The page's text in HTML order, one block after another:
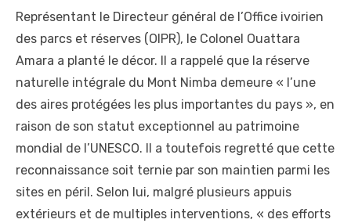
Représentant le Directeur général de l’Office ivoirien
des parcs et réserves (OIPR), le Colonel Ouattara
Amara a planté le décor. Il a rappelé que la réserve
naturelle intégrale du Mont Nimba demeure « l’une
des aires protégées les plus importantes du pays », en
raison de son statut exceptionnel au patrimoine
mondial de l’UNESCO. Il a toutefois regretté que cette
reconnaissance soit ternie par son maintien parmi les
sites en péril. Selon lui, malgré plusieurs appuis
extérieurs et de multiples interventions, « des efforts